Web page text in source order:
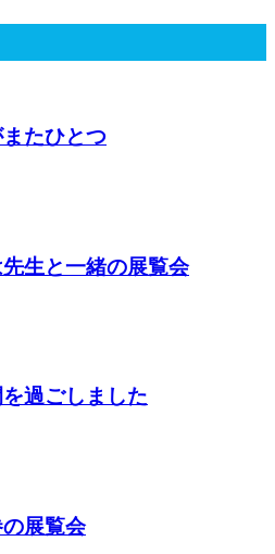
たひとつ
生と一緒の展覧会
過ごしました
展覧会